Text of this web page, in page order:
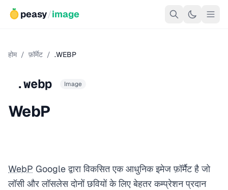
peasy/image
होम / फ़ॉर्मेट / .WEBP
.webp Image
WebP
WebP Google द्वारा विकसित एक आधुनिक इमेज फ़ॉर्मैट है जो
लॉसी और लॉसलेस दोनों छवियों के लिए बेहतर कम्प्रेशन प्रदान